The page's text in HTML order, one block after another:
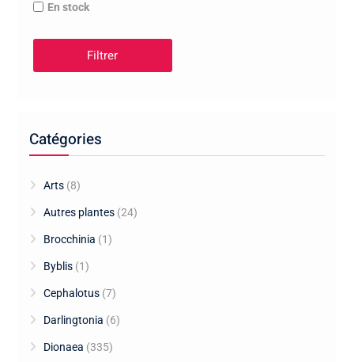
En stock
Filtrer
Catégories
Arts (8)
Autres plantes (24)
Brocchinia (1)
Byblis (1)
Cephalotus (7)
Darlingtonia (6)
Dionaea (335)